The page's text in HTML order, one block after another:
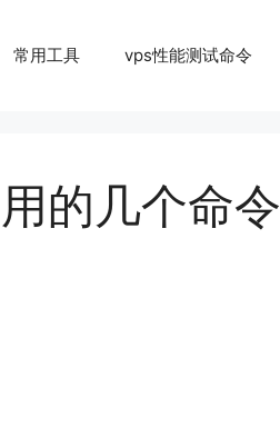
常用工具 vps性能测试命令
的几个命令